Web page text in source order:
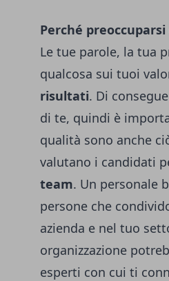
Perché
Le tue parole, la tua
qualcosa sui tuoi
risultati. Di
di te, quindi è
qualità sono anche
valutano i candidati
team. Un personale
persone che
azienda e nel tuo
organizzazione
esperti con cui ti